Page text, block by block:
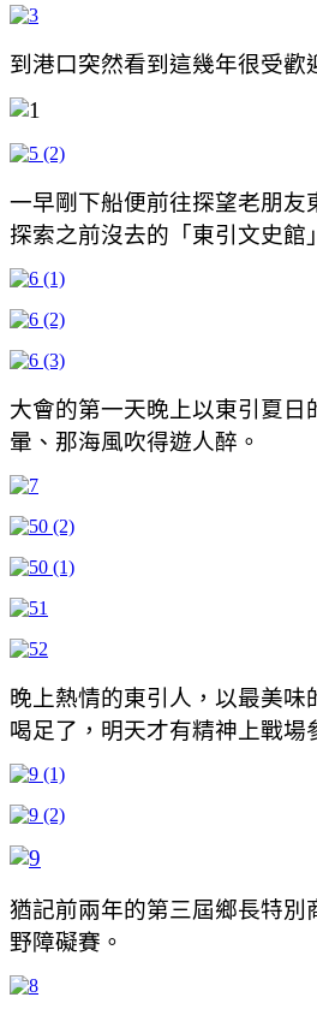
到港口突然看到這幾年很受歡
一早剛下船便前往探望老朋
探索之前沒去的「東引文史館
大會的第一天晚上以東引夏
暈、那海風吹得遊人醉。
晚上熱情的東引人，以最美味
喝足了，明天才有精神上戰場
猶記前兩年的第三屆鄉長特
野障礙賽。